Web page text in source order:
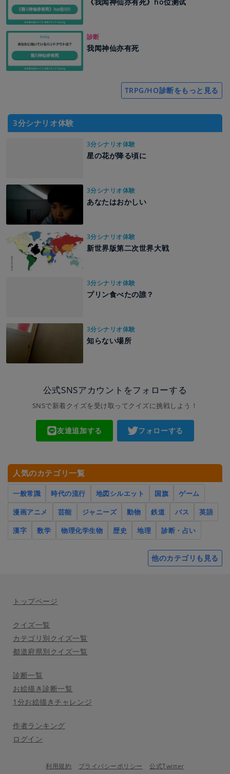
診断
我闻神仙亦有死
TRPG/HO診断をもっと見る
3分シナリオ体験
3分シナリオ体験
星の花が降る頃に
3分シナリオ体験
あなたはおかしい
3分シナリオ体験
新世界版第二次世界大戦
3分シナリオ体験
プリン食べたの誰？
3分シナリオ体験
知らない場所
公式SNSアカウントをフォローする
SNSで新着クイズを受け取ってクイズに挑戦しよう！
友達追加する フォローする
人気のカテゴリ一覧
一般常識 時代の流行 地図シルエット 国旗
ゲーム
漫画アニメ
芸能 ジャニーズ 動物 鉄道 バス
英語
漢字
数学 物理化学生物 歴史 地理 診断・占い
他のカテゴリも見る
トップページ
クイズ一覧
カテゴリ別クイズ一覧
都道府県別クイズ一覧
診断一覧
お絵描き診断一覧
1分お絵描きチャレンジ
作者ランキング
ログイン
利用規約 プライバシーポリシー 公式Twitter